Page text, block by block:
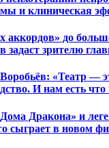
и клиническая
аккордов» до
задаст зрителю
«Театр —
И нам есть что
Дракона» и
сыграет в новом